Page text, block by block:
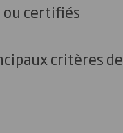
ou certifiés
critères de